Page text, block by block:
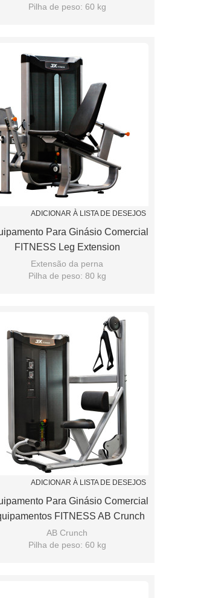
Pilha de peso: 60 kg
ADICIONAR À LISTA DE DESEJOS
Para Ginásio Comercial
FITNESS Leg Extension
Extensão da perna
Pilha de peso: 80 kg
ADICIONAR À LISTA DE DESEJOS
Para Ginásio Comercial
FITNESS AB Crunch
AB Crunch
Pilha de peso: 60 kg